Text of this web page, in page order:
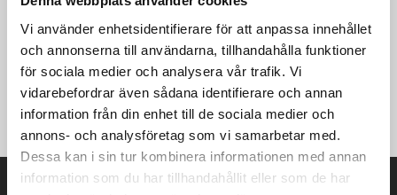
Vi använder enhetsidentifierare för att anpassa innehållet
och annonserna till användarna, tillhandahålla funktioner
för sociala medier och analysera vår trafik. Vi
vidarebefordrar även sådana identifierare och annan
information från din enhet till de sociala medier och
annons- och analysföretag som vi samarbetar med.
Dessa kan i sin tur kombinera informationen med annan
information som du har tillhandahållit eller som de har
frampaneler ·Namnetikett ·Dragkedja med skydd för hakan
·Set-in ärmar ·Hel innerslå utav "shelf" tyg ·Enkel tillgång för
dekoration via en dragkedja på det vänstra bröstet ·Omvända
dragkedjor för ett trendigt utseende ·2 sidofickor på
framsidan med omvänd dragkedja ·Justerbar nederkant (med
elastiska snoddar och stopp) ·Längre rygg.